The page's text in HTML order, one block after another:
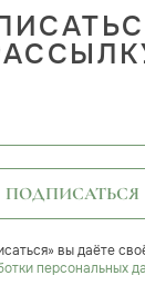
ПОДПИСАТЬСЯ
вы даёте
персональных